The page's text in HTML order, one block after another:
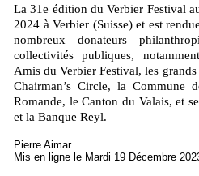
La 31e édition du Verbier Festival
2024 à Verbier (Suisse) et est
nombreux donateurs
collectivités publiques,
Amis du Verbier Festival, les
Chairman’s Circle, la Commune
Romande, le Canton du Valais, et
et la Banque Reyl.
Pierre Aimar
Mis en ligne le Mardi 19 Décembre